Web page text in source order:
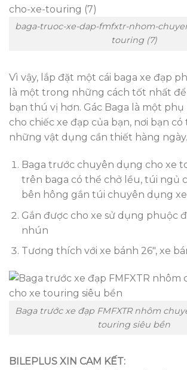
baga-truoc-xe-dap-fmfxtr-nhom-
touring (7)
Vì vậy, lắp đặt một cái baga xe đạp
là một trong những cách tốt nhất
bạn thú vị hơn. Gác Baga là một
cho chiếc xe đạp của bạn, nơi bạn
những vật dụng cần thiết hàng ngày.
Baga trước chuyên dụng cho xe
trên baga có thể chở lều, túi ngủ
bên hông gắn túi chuyên dụng
Gắn được cho xe sử dụng phuộc
nhún
Tương thích với xe bánh 26″, xe
Baga trước xe đạp FMFXTR nhôm
touring siêu bền
BILEPLUS XIN CAM KẾT: